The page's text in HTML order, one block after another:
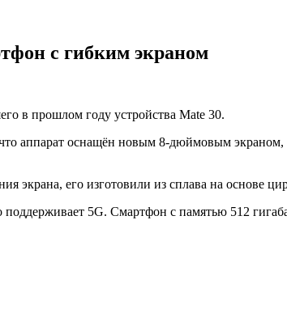
с гибким экраном
в прошлом году устройства Mate 30.
что аппарат оснащён новым 8-дюймовым
экрана, его изготовили из сплава на основе
поддерживает 5G. Смартфон с памятью 512